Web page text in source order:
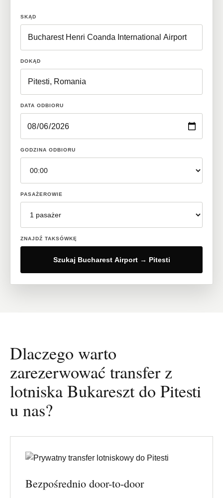
SKĄD
DOKĄD
DATA ODBIORU
GODZINA ODBIORU
PASAŻEROWIE
ZNAJDŹ TAKSÓWKĘ
Szukaj Bucharest Airport → Pitesti
Dlaczego warto
zarezerwować transfer z
lotniska Bukareszt do Pitesti
u nas?
Bezpośrednio door-to-door